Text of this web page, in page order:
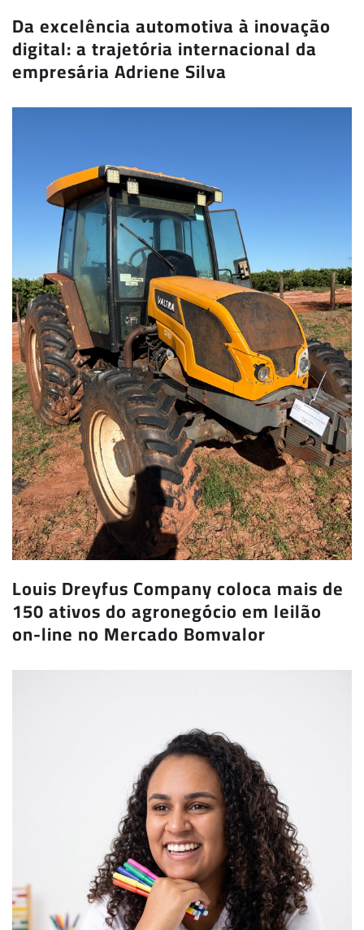
Da excelência automotiva à inovação
digital: a trajetória internacional da
empresária Adriene Silva
Louis Dreyfus Company coloca mais de
150 ativos do agronegócio em leilão
on-line no Mercado Bomvalor